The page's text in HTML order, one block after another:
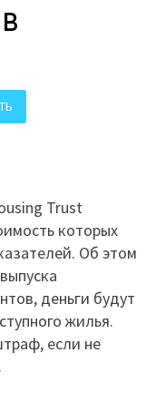
Trust
которых
Об этом
деньги будут
жилья.
если не